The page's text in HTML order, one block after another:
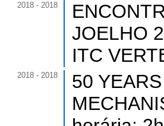
2018 - 2018
JOELHO
ITC
2018 - 2018
50